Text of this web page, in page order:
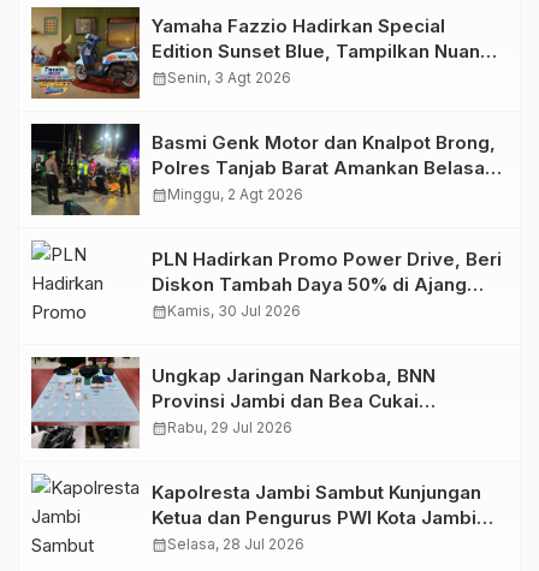
Yamaha Fazzio Hadirkan Special
Edition Sunset Blue, Tampilkan Nuansa
Retro Summer yang Semakin Skena
calendar_monthSenin, 3 Agt 2026
Basmi Genk Motor dan Knalpot Brong,
Polres Tanjab Barat Amankan Belasan
Kendaraan
calendar_monthMinggu, 2 Agt 2026
PLN Hadirkan Promo Power Drive, Beri
Diskon Tambah Daya 50% di Ajang
GIIAS 2026
calendar_monthKamis, 30 Jul 2026
Ungkap Jaringan Narkoba, BNN
Provinsi Jambi dan Bea Cukai
Amankan Sembilan Pelaku beserta
calendar_monthRabu, 29 Jul 2026
Kapolresta Jambi Sambut Kunjungan
Ketua dan Pengurus PWI Kota Jambi
Perkuat Sinergi dan Kolaborasi
calendar_monthSelasa, 28 Jul 2026